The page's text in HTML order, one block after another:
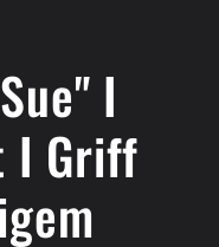
I
I Griff